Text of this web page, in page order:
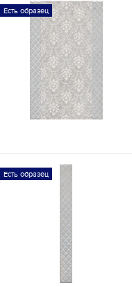
Есть образец
Есть образец